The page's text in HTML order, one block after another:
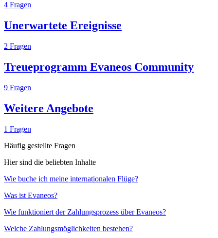
4 Fragen
Unerwartete Ereignisse
2 Fragen
Treueprogramm Evaneos Community
9 Fragen
Weitere Angebote
1 Fragen
Häufig gestellte Fragen
Hier sind die beliebten Inhalte
Wie buche ich meine internationalen Flüge?
Was ist Evaneos?
Wie funktioniert der Zahlungsprozess über Evaneos?
Welche Zahlungsmöglichkeiten bestehen?